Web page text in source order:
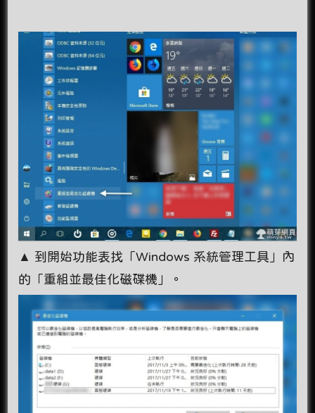
▲ 到開始功能表找「Windows 系統管理工具」內
的「重組並最佳化磁碟機」。